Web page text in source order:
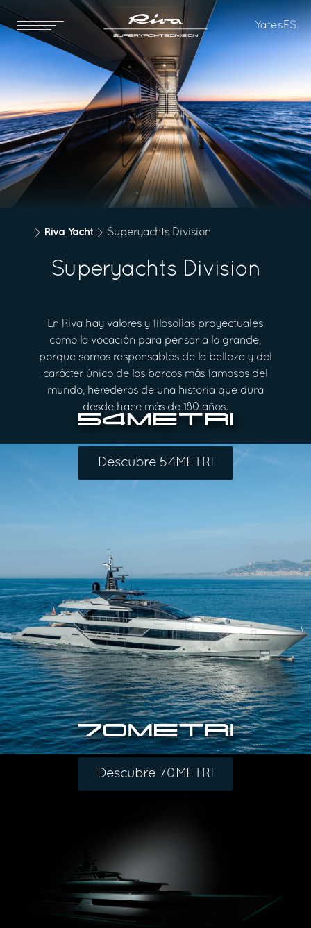
Yates ES
Riva Yacht Superyachts Division
Superyachts Division
En Riva hay valores y filosofías proyectuales
como la vocación para pensar a lo grande,
porque somos responsables de la belleza y del
carácter único de los barcos más famosos del
mundo, herederos de una historia que dura
desde hace más de 180 años.
Descubre 54METRI
Descubre 70METRI